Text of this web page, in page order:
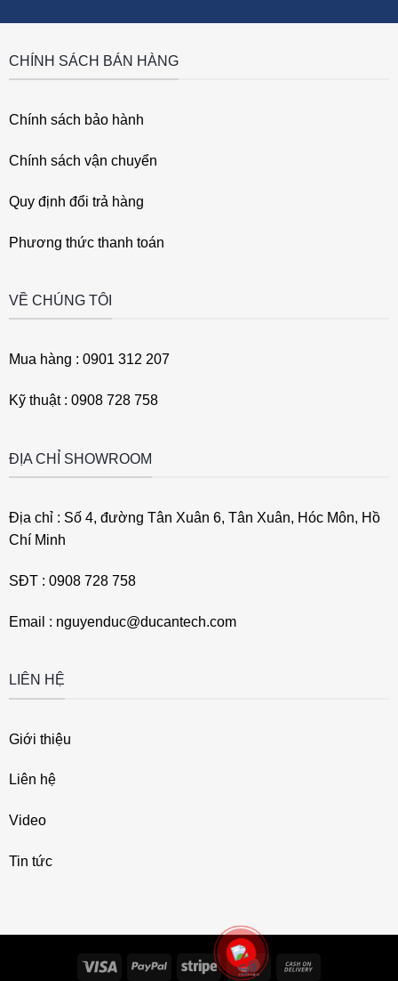
CHÍNH SÁCH BÁN HÀNG
Chính sách bảo hành
Chính sách vận chuyển
Quy định đổi trả hàng
Phương thức thanh toán
VỀ CHÚNG TÔI
Mua hàng : 0901 312 207
Kỹ thuật : 0908 728 758
ĐỊA CHỈ SHOWROOM
Địa chỉ : Số 4, đường Tân Xuân 6, Tân Xuân, Hóc Môn, Hồ
Chí Minh
SĐT : 0908 728 758
Email : nguyenduc@ducantech.com
LIÊN HỆ
Giới thiệu
Liên hệ
Video
Tin tức